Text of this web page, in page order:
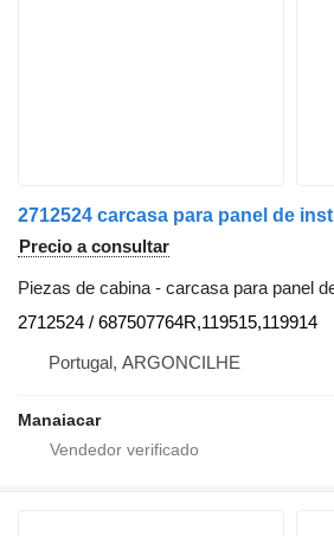
Precio a consultar
Piezas de cabina - carcasa para panel
2712524 / 687507764R,119515,119914
Portugal, ARGONCILHE
Manaiacar